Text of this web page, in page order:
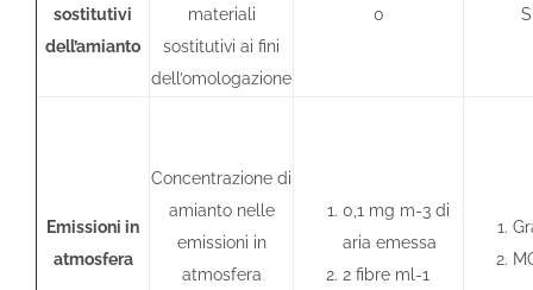
sostitutivi
dell’amianto
materiali
sostitutivi ai fini
dell’omologazione
0
Emissioni in
atmosfera
Concentrazione di
amianto nelle
emissioni in
atmosfera
0,1 mg m-3 di
aria emessa
2 fibre ml-1